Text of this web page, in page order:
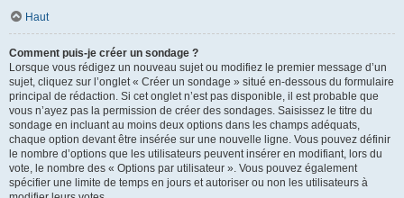
Haut
Comment puis-je créer un sondage ?
Lorsque vous rédigez un nouveau sujet ou modifiez le premier message d’un
sujet, cliquez sur l’onglet « Créer un sondage » situé en-dessous du formulaire
principal de rédaction. Si cet onglet n’est pas disponible, il est probable que
vous n’ayez pas la permission de créer des sondages. Saisissez le titre du
sondage en incluant au moins deux options dans les champs adéquats,
chaque option devant être insérée sur une nouvelle ligne. Vous pouvez définir
le nombre d’options que les utilisateurs peuvent insérer en modifiant, lors du
vote, le nombre des « Options par utilisateur ». Vous pouvez également
spécifier une limite de temps en jours et autoriser ou non les utilisateurs à